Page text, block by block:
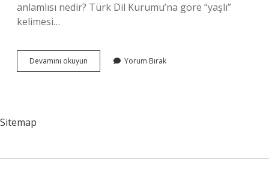
anlamlısı nedir? Türk Dil Kurumu’na göre “yaşlı”
kelimesi…
Devamını okuyun
Kelimesinin
Yorum Bırak
Sitemap